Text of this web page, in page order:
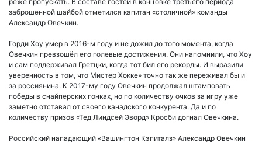
заброшенной шайбой отметился капитан «столичной» команды
Александр Овечкин.
Горди Хоу умер в 2016-м году и не дожил до того момента, когда
Овечкин превзошёл его голевые достижения. Они напомнили, что Хоу
и сам поддерживал Гретцки, когда тот бил его рекорды. И выразили
уверенность в том, что Мистер Хокке» точно так же переживал бы и
за россиянина. К 2017-му году Овечкин продолжал штамповать
победы в снайперских гонках, но по количеству очков за игру уже
заметно отставал от своего канадского конкурента. Да и по
количеству призов «Тед Линдсей Эворд» Кросби догнал Овечкина.
Российский нападающий «Вашингтон Кэпиталз» Александр Овечкин